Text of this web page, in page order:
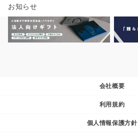
お知らせ
会社概要
利用規約
個人情報保護方針